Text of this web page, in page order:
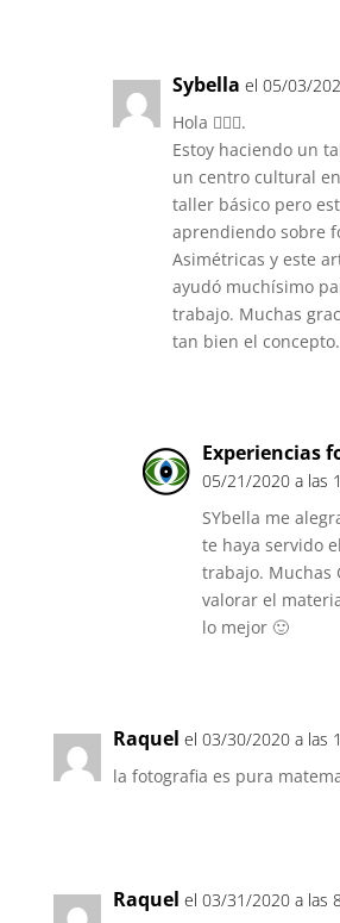
Sybella el 05/03/
Hola 🙋🏻‍♀️.
Estoy haciendo un
un centro cultural
taller básico pero
aprendiendo sobre
Asimétricas y este
ayudó muchísimo
trabajo. Muchas
tan bien el concepto.
Experiencias
05/21/2020 a las
SYbella me
te haya servido
trabajo. Muchas
valorar el
lo mejor 🙂
Raquel el 03/30/2020 a las
la fotografia es pura
Raquel el 03/31/2020 a las